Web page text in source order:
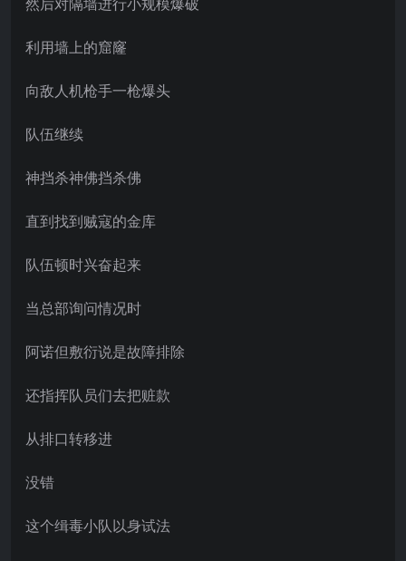
利用墙上的窟窿
向敌人机枪手一枪爆头
队伍继续
神挡杀神佛挡杀佛
直到找到贼寇的金库
队伍顿时兴奋起来
当总部询问情况时
阿诺但敷衍说是故障排除
还指挥队员们去把赃款
从排口转移进
没错
这个缉毒小队以身试法